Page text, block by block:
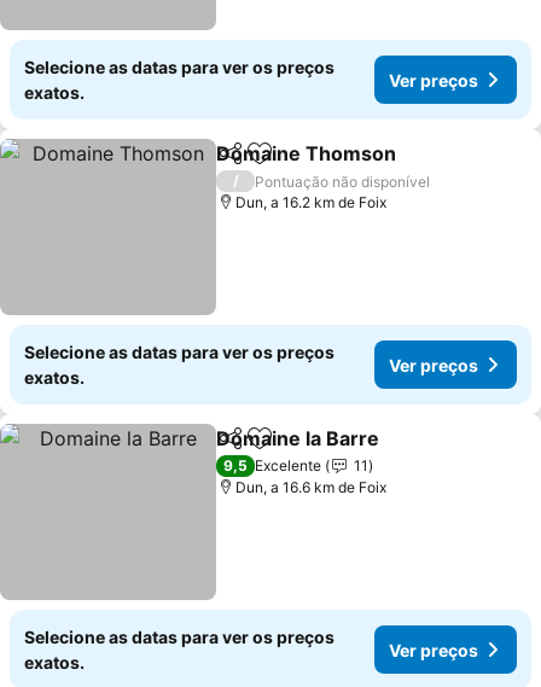
Selecione as datas para ver os preços
exatos.
Ver preços
PartilharAdicionar aos favoritos
Domaine Thomson
/
Pontuação não disponível
Dun, a 16.2 km de Foix
Selecione as datas para ver os preços
exatos.
Ver preços
PartilharAdicionar aos favoritos
Domaine la Barre
9,5 Excelente
11
Dun, a 16.6 km de Foix
Selecione as datas para ver os preços
exatos.
Ver preços